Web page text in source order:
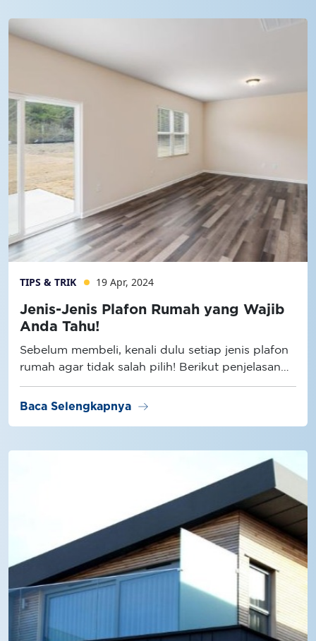
TIPS & TRIK 19 Apr, 2024
Jenis-Jenis Plafon Rumah yang Wajib
Anda Tahu!
Sebelum membeli, kenali dulu setiap jenis plafon
rumah agar tidak salah pilih! Berikut penjelasan
selengkapnya.
Baca Selengkapnya arrow_right_alt